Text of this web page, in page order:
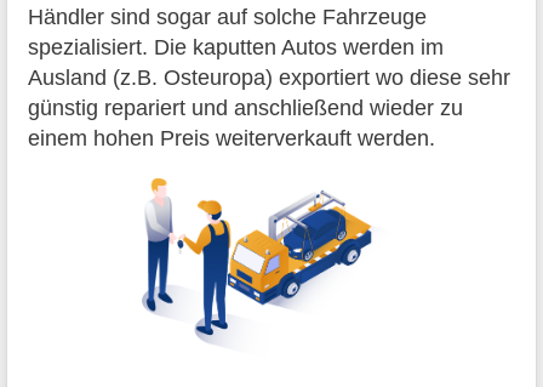
Händler sind sogar auf solche Fahrzeuge
spezialisiert. Die kaputten Autos werden im
Ausland (z.B. Osteuropa) exportiert wo diese sehr
günstig repariert und anschließend wieder zu
einem hohen Preis weiterverkauft werden.